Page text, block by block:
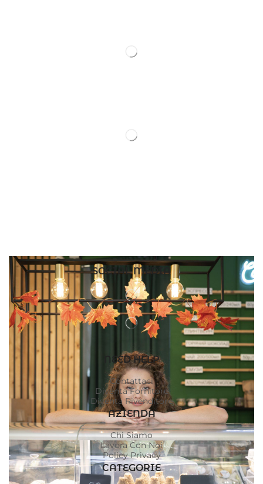
SOCIAL MEDIA
NEED HELP
Contattaci
Diventa Fornitore
Diventa Rivenditore
AZIENDA
Chi Siamo
Lavora Con Noi
Policy Privacy
CATEGORIE